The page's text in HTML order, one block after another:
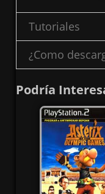
Tutoriales
¿Como
Podría